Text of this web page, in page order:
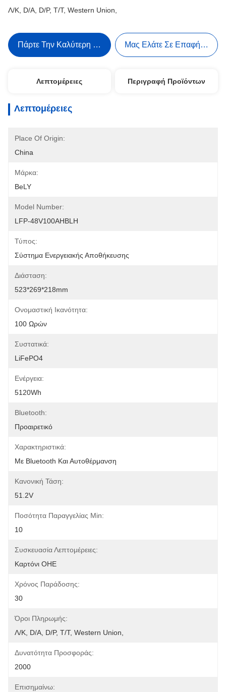
Λ/Κ, D/A, D/P, T/T, Western Union,
Πάρτε Την Καλύτερη Τιμή Μας Ελάτε Σε Επαφή Με
Λεπτομέρειες Περιγραφή Προϊόντων
Λεπτομέρειες
Place Of Origin:
China
Μάρκα:
BeLY
Model Number:
LFP-48V100AHBLH
Τύπος:
Σύστημα Ενεργειακής Αποθήκευσης
Διάσταση:
523*269*218mm
Ονομαστική Ικανότητα:
100 Ωρών
Συστατικά:
LiFePO4
Ενέργεια:
5120Wh
Bluetooth:
Προαιρετικό
Χαρακτηριστικά:
Με Bluetooth Και Αυτοθέρμανση
Κανονική Τάση:
51.2V
Ποσότητα Παραγγελίας Min:
10
Συσκευασία Λεπτομέρειες:
Καρτόνι ΟΗΕ
Χρόνος Παράδοσης:
30
Όροι Πληρωμής:
Λ/Κ, D/A, D/P, T/T, Western Union,
Δυνατότητα Προσφοράς:
2000
Επισημαίνω: